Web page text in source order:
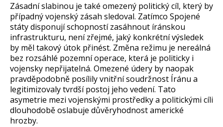
Zásadní slabinou je také omezený politický cíl, který by
případný vojenský zásah sledoval. Zatímco Spojené
státy disponují schopností zasáhnout íránskou
infrastrukturu, není zřejmé, jaký konkrétní výsledek
by měl takový útok přinést. Změna režimu je nereálná
bez rozsáhlé pozemní operace, která je politicky i
vojensky nepřijatelná. Omezené údery by naopak
pravděpodobně posílily vnitřní soudržnost Íránu a
legitimizovaly tvrdší postoj jeho vedení. Tato
asymetrie mezi vojenskými prostředky a politickými cíli
dlouhodobě oslabuje důvěryhodnost americké
hrozby.